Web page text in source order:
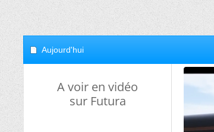
Aujourd'hui
A voir en vidéo
sur Futura